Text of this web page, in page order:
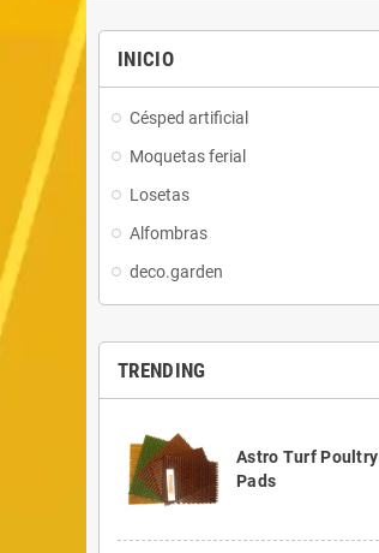
INICIO
Césped artificial
Moquetas ferial
Losetas
Alfombras
deco.garden
TRENDING
Astro Turf Poultry
Pads